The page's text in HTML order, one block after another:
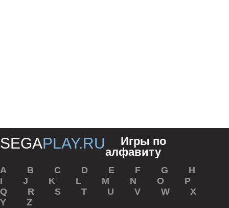
SEGAPLAY.RU
Игры по
алфавиту
A B С D E F G
H
I
J K L M N O
P
Q
R S T U V W
X
Y
Z